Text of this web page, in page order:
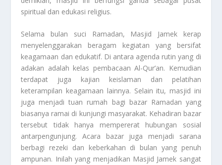
spiritual dan edukasi religius.
Selama bulan suci Ramadan, Masjid Jamek kerap
menyelenggarakan beragam kegiatan yang bersifat
keagamaan dan edukatif. Di antara agenda rutin yang di
adakan adalah kelas pembacaan Al-Qur’an. Kemudian
terdapat juga kajian keislaman dan pelatihan
keterampilan keagamaan lainnya. Selain itu, masjid ini
juga menjadi tuan rumah bagi bazar Ramadan yang
biasanya ramai di kunjungi masyarakat. Kehadiran bazar
tersebut tidak hanya mempererat hubungan sosial
antarpengunjung. Acara bazar juga menjadi sarana
berbagi rezeki dan keberkahan di bulan yang penuh
ampunan. Inilah yang menjadikan Masjid Jamek sangat